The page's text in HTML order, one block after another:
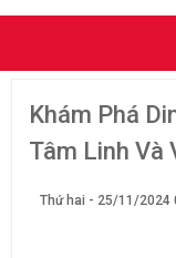
Khám Phá
Tâm Linh Và
Thứ hai - 25/11/2024